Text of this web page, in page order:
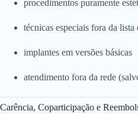
procedimentos puramente
técnicas especiais fora da lista
implantes em versões básicas
atendimento fora da rede
Carência, Coparticipação e